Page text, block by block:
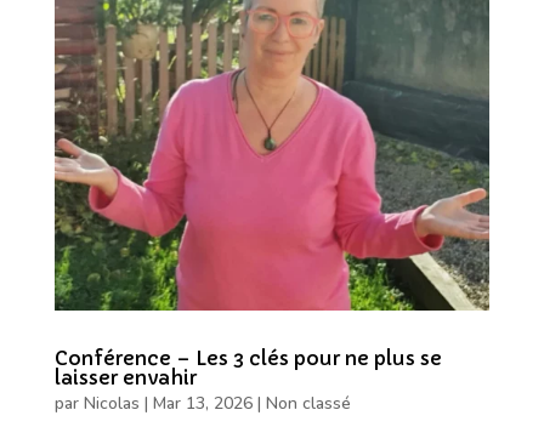
Conférence – Les 3 clés pour ne plus se
laisser envahir
par Nicolas | Mar 13, 2026| Non classé